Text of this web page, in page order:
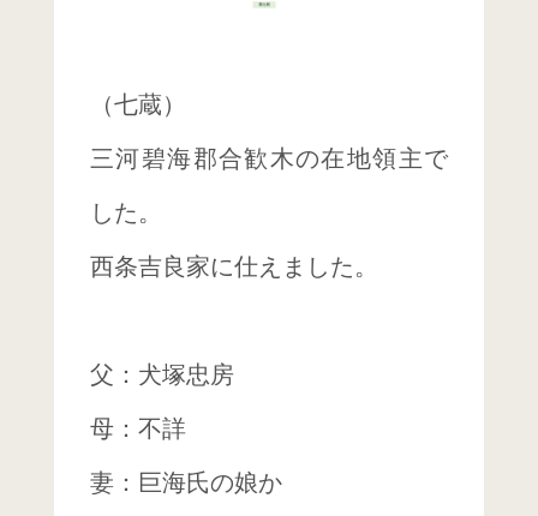
（七蔵）
三河碧海郡合歓木の在地領主で
した。
西条吉良家に仕えました。
父：犬塚忠房
母：不詳
妻：巨海氏の娘か